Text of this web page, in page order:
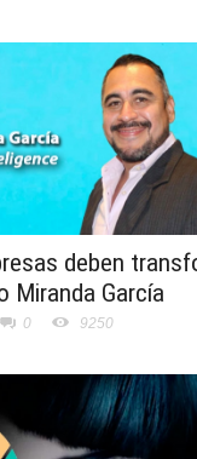
deben
Miranda García
0 9250